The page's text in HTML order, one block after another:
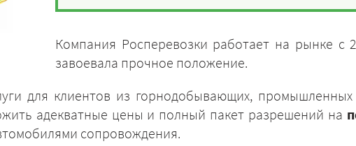
Компания Росперевозки работает на рынке с
завоевала прочное положение.
для клиентов из горнодобывающих, промышленных
адекватные цены и полный пакет разрешений на
сопровождения.